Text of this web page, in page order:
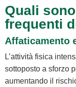
Quali
frequenti
Affaticamento
L’attività fisica
sottoposto a sforzo
aumentando il